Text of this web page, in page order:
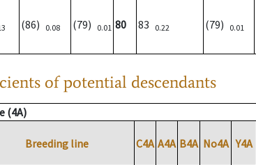
(86) 0.08 (79) 0.01 80 83 0.22 (79) 0.01
of potential descendants
(4A)
Breeding line C4A A4A B4A No4A Y4A